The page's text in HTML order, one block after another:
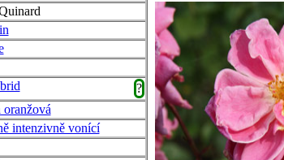
?
oranžová
intenzivně vonící